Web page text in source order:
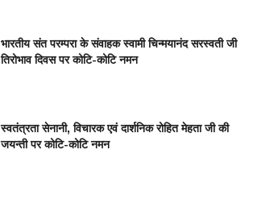
भारतीय संत परम्परा के संवाहक स्वामी चिन्मयानंद सरस्वती जी
तिरोभाव दिवस पर कोटि-कोटि नमन
स्वतंत्रता सेनानी, विचारक एवं दार्शनिक रोहित मेहता जी की
जयन्ती पर कोटि-कोटि नमन